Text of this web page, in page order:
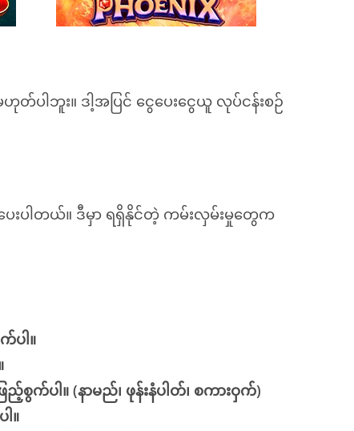
ပါဘူး။ ဒါ့အပြင် ငွေပေးငွေယူ လုပ်ငန်းစဉ်
ေးပါတယ်။ ဒီမှာ ရရှိနိုင်တဲ့ ကမ်းလှမ်းမှုတွေက
ပါ။
ည့်စွက်ပါ။ (နာမည်၊ ဖုန်းနံပါတ်၊ စကားဝှက်)
။